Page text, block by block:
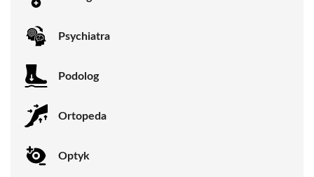
Psychiatra
Podolog
Ortopeda
Optyk